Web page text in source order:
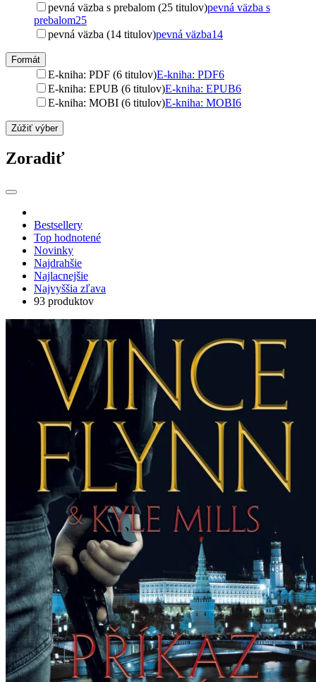
pevná väzba s prebalom (25 titulov)pevná väzba s
prebalom25
pevná väzba (14 titulov)pevná väzba14
Formát
E-kniha: PDF (6 titulov)E-kniha: PDF6
E-kniha: EPUB (6 titulov)E-kniha: EPUB6
E-kniha: MOBI (6 titulov)E-kniha: MOBI6
Zúžiť výber
Zoradiť
Bestsellery
Top hodnotené
Novinky
Najdrahšie
Najlacnejšie
Najvyššia zľava
93 produktov